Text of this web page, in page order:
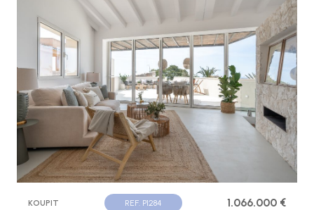
KOUPIT REF. P1284 1.066.000 €